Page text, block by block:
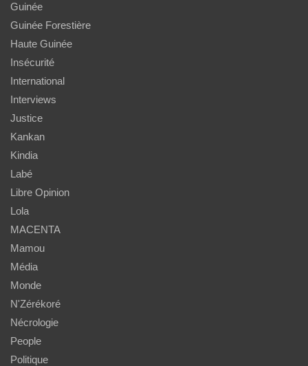
Guinée
Guinée Forestière
Haute Guinée
Insécurité
International
Interviews
Justice
Kankan
Kindia
Labé
Libre Opinion
Lola
MACENTA
Mamou
Média
Monde
N'Zérékoré
Nécrologie
People
Politique